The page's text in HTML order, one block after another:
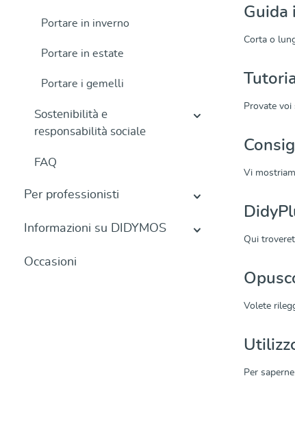
Portare in inverno
Portare in estate
Portare i gemelli
Sostenibilità e
responsabilità sociale
FAQ
Per professionisti
Informazioni su DIDYMOS
Occasioni
Guida
Corta o
Provate
Vi
Qui
Volete
Per